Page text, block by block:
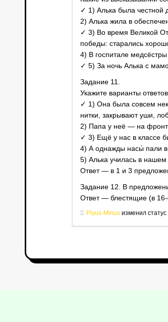
✓ 1) Алька была честной
2) Алька жила в
✓ 3) Во время Великой
победы: старались
4) В госпитале
✓ 5) За ночь Алька с
Задание 11.
Укажите варианты
✓ 1) Она была совсем
нитки, закрывают уши,
2) Папа у неё — на
✓ 3) Ещё у нас в классе
4) А однажды насы́ пали
5) Алька училась в нашем
Ответ — в 1 и 3
Задание 12. В
Ответ — блестящие (в
Plyus-Minus изменил